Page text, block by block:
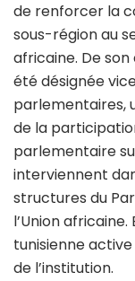
de renforcer la
sous-région au
africaine. De
été désignée
parlementaires,
de la
parlementaire
interviennent
structures du
l’Union
tunisienne
de l’institution.